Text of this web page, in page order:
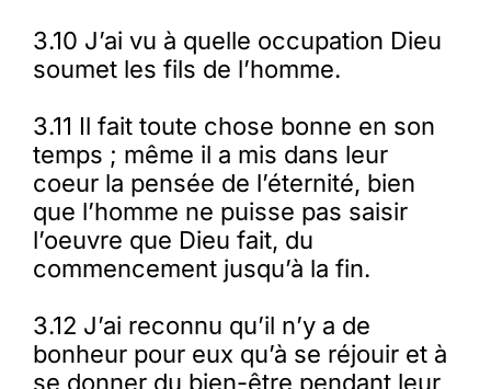
3.10 J’ai vu à quelle occupation Dieu
soumet les fils de l’homme.
3.11 Il fait toute chose bonne en son
temps ; même il a mis dans leur
coeur la pensée de l’éternité, bien
que l’homme ne puisse pas saisir
l’oeuvre que Dieu fait, du
commencement jusqu’à la fin.
3.12 J’ai reconnu qu’il n’y a de
bonheur pour eux qu’à se réjouir et à
se donner du bien-être pendant leur